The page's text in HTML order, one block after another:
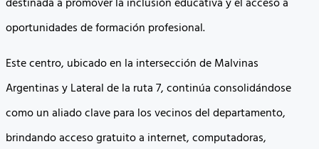
destinada a promover la inclusión educativa y el acceso a
oportunidades de formación profesional.
Este centro, ubicado en la intersección de Malvinas
Argentinas y Lateral de la ruta 7, continúa consolidándose
como un aliado clave para los vecinos del departamento,
brindando acceso gratuito a internet, computadoras,